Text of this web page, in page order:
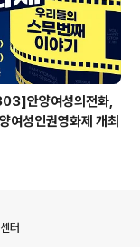
안양여성의전화,
여성인권영화제 개최
터